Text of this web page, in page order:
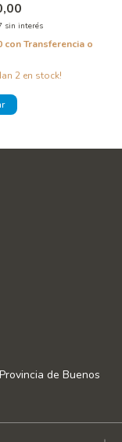
sin interés
conTransferencia o
2 en stock!
de Buenos